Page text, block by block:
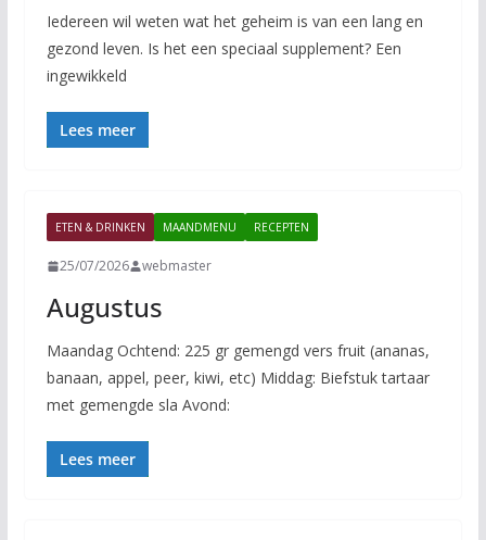
Iedereen wil weten wat het geheim is van een lang en
gezond leven. Is het een speciaal supplement? Een
ingewikkeld
Lees meer
ETEN & DRINKEN MAANDMENU RECEPTEN
25/07/2026 webmaster
Augustus
Maandag Ochtend: 225 gr gemengd vers fruit (ananas,
banaan, appel, peer, kiwi, etc) Middag: Biefstuk tartaar
met gemengde sla Avond:
Lees meer